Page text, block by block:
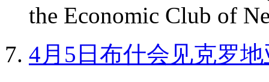
the Economic Club of
4月5日布什会见克罗